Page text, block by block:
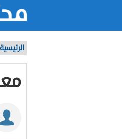
الرئيسية